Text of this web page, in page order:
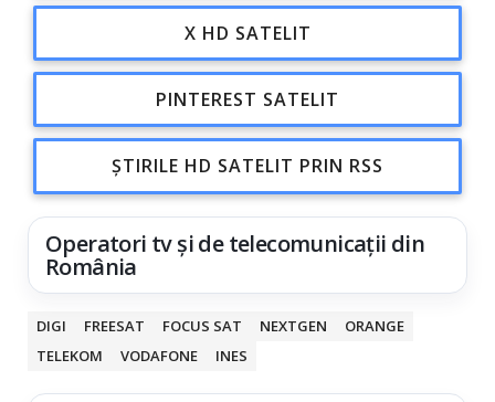
X HD SATELIT
PINTEREST SATELIT
ȘTIRILE HD SATELIT PRIN RSS
Operatori tv și de telecomunicații din
România
DIGI FREESAT FOCUS SAT NEXTGEN
ORANGE
TELEKOM
VODAFONE INES